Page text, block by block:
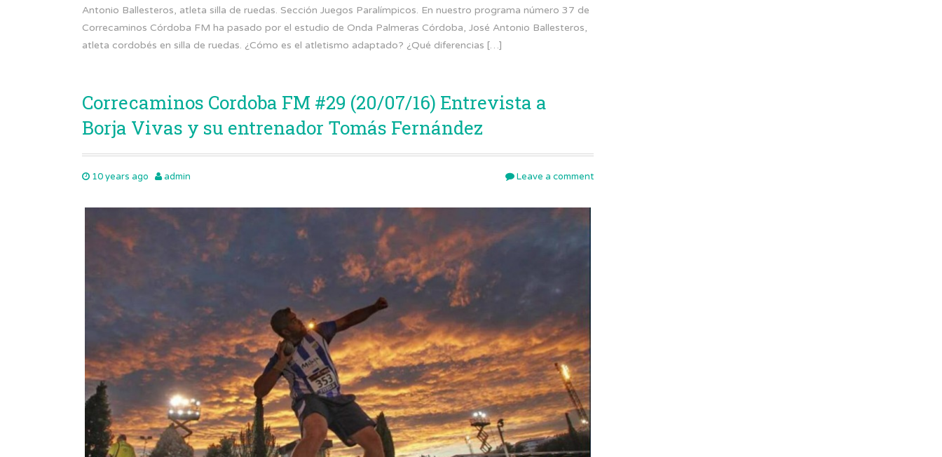
Antonio Ballesteros, atleta silla de ruedas. Sección Juegos Paralímpicos. En nuestro programa número 37 de
Correcaminos Córdoba FM ha pasado por el estudio de Onda Palmeras Córdoba, José Antonio Ballesteros,
atleta cordobés en silla de ruedas. ¿Cómo es el atletismo adaptado? ¿Qué diferencias […]
Correcaminos Cordoba FM #29 (20/07/16) Entrevista a
Borja Vivas y su entrenador Tomás Fernández
10 years ago admin Leave a comment